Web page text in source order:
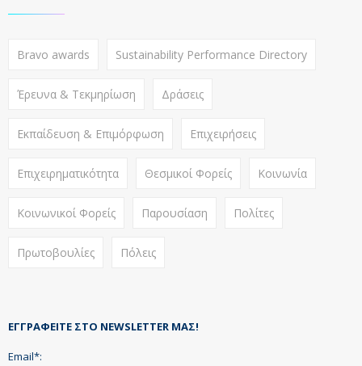
Bravo awards Sustainability Performance Directory
Έρευνα & Τεκμηρίωση Δράσεις
Εκπαίδευση & Επιμόρφωση Επιχειρήσεις
Επιχειρηματικότητα Θεσμικοί Φορείς Κοινωνία
Κοινωνικοί Φορείς Παρουσίαση Πολίτες
Πρωτοβουλίες Πόλεις
ΕΓΓΡΑΦΕΊΤΕ ΣΤΟ NEWSLETTER ΜΑΣ!
Email*: